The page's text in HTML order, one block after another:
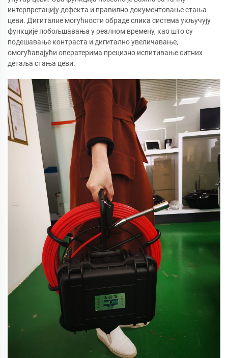
интерпретацију дефекта и правилно документовање стања
цеви. Дигиталне могућности обраде слика система укључују
функције побољшавања у реалном времену, као што су
подешавање контраста и дигитално увеличавање,
омогућавајући оператерима прецизно испитивање ситних
детаља стања цеви.